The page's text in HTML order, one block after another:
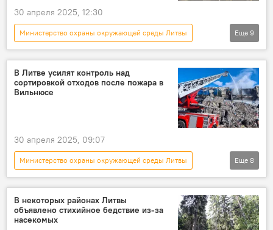
30 апреля 2025, 12:30
Министерство охраны окружающей среды Литвы
В Литве
Литва
Дом Москвы
Вильнюс
снос
Политика
Общество Россия
Еще 9
В Литве усилят контроль над
сортировкой отходов после пожара в
Вильнюсе
30 апреля 2025, 09:07
Министерство охраны окружающей среды Литвы
Литва
В Литве
мусор
экология
раздельная сортировка мусора
Общество
переработка мусора
Еще 8
В некоторых районах Литвы
объявлено стихийное бедствие из-за
насекомых